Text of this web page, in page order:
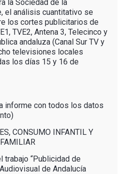
la Sociedad de la
el análisis cuantitativo se
los cortes publicitarios de
TVE2, Antena 3, Telecinco y
andaluza (Canal Sur TV y
televisiones locales
los días 15 y 16 de
informe con todos los datos
CONSUMO INFANTIL Y
trabajo “Publicidad de
de Andalucía